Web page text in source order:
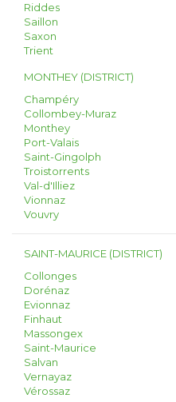
Riddes
Saillon
Saxon
Trient
MONTHEY (DISTRICT)
Champéry
Collombey-Muraz
Monthey
Port-Valais
Saint-Gingolph
Troistorrents
Val-d'Illiez
Vionnaz
Vouvry
SAINT-MAURICE (DISTRICT)
Collonges
Dorénaz
Evionnaz
Finhaut
Massongex
Saint-Maurice
Salvan
Vernayaz
Vérossaz